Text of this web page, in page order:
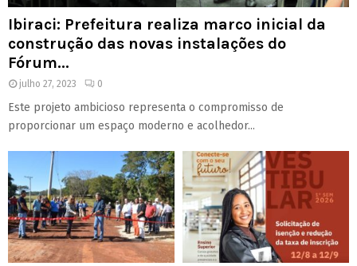
Ibiraci: Prefeitura realiza marco inicial da
construção das novas instalações do
Fórum...
julho 27, 2023 0
Este projeto ambicioso representa o compromisso de
proporcionar um espaço moderno e acolhedor...